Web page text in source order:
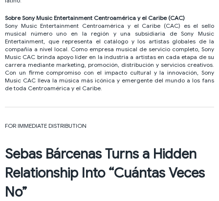
Sobre Sony Music Entertainment Centroamérica y el Caribe (CAC)
Sony Music Entertainment Centroamérica y el Caribe (CAC) es el sello
musical número uno en la región y una subsidiaria de Sony Music
Entertainment, que representa el catálogo y los artistas globales de la
compañía a nivel local. Como empresa musical de servicio completo, Sony
Music CAC brinda apoyo líder en la industria a artistas en cada etapa de su
carrera mediante marketing, promoción, distribución y servicios creativos.
Con un firme compromiso con el impacto cultural y la innovación, Sony
Music CAC lleva la música más icónica y emergente del mundo a los fans
de toda Centroamérica y el Caribe.
FOR IMMEDIATE DISTRIBUTION
Sebas Bárcenas Turns a Hidden
Relationship Into “Cuántas Veces
No”